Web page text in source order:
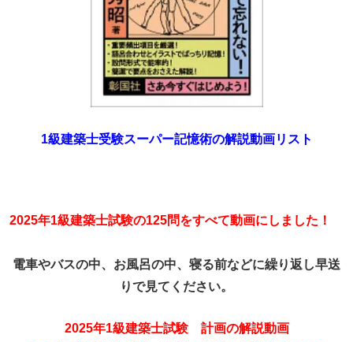
1級建築士受験スーパー記憶術の解説動画リスト
2025年1級建築士試験の125問をすべて動画にしました！
電車やバスの中、お風呂の中、寝る前などに繰り返し早送
りで見てください。
2025年1級建築士試験 計画の解説動画